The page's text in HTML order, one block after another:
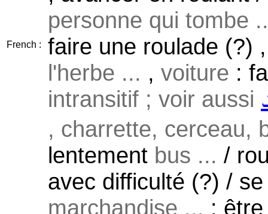
French :
personne qui tombe
faire une roulade (?)
l'herbe ... , voiture :
intransitif ; voir aussi
, charrette, cerceau,
lentement bus ... /
avec difficulté (?) /
marchandise ... :